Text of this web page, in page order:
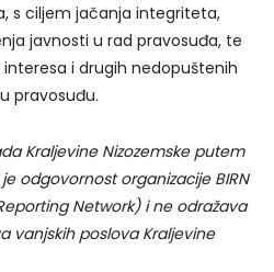
s ciljem jačanja integriteta,
javnosti u rad pravosuđa, te
i drugih nedopuštenih
pravosuđu.
Kraljevine Nizozemske putem
odgovornost organizacije BIRN
Network) i ne odražava
vanjskih poslova Kraljevine